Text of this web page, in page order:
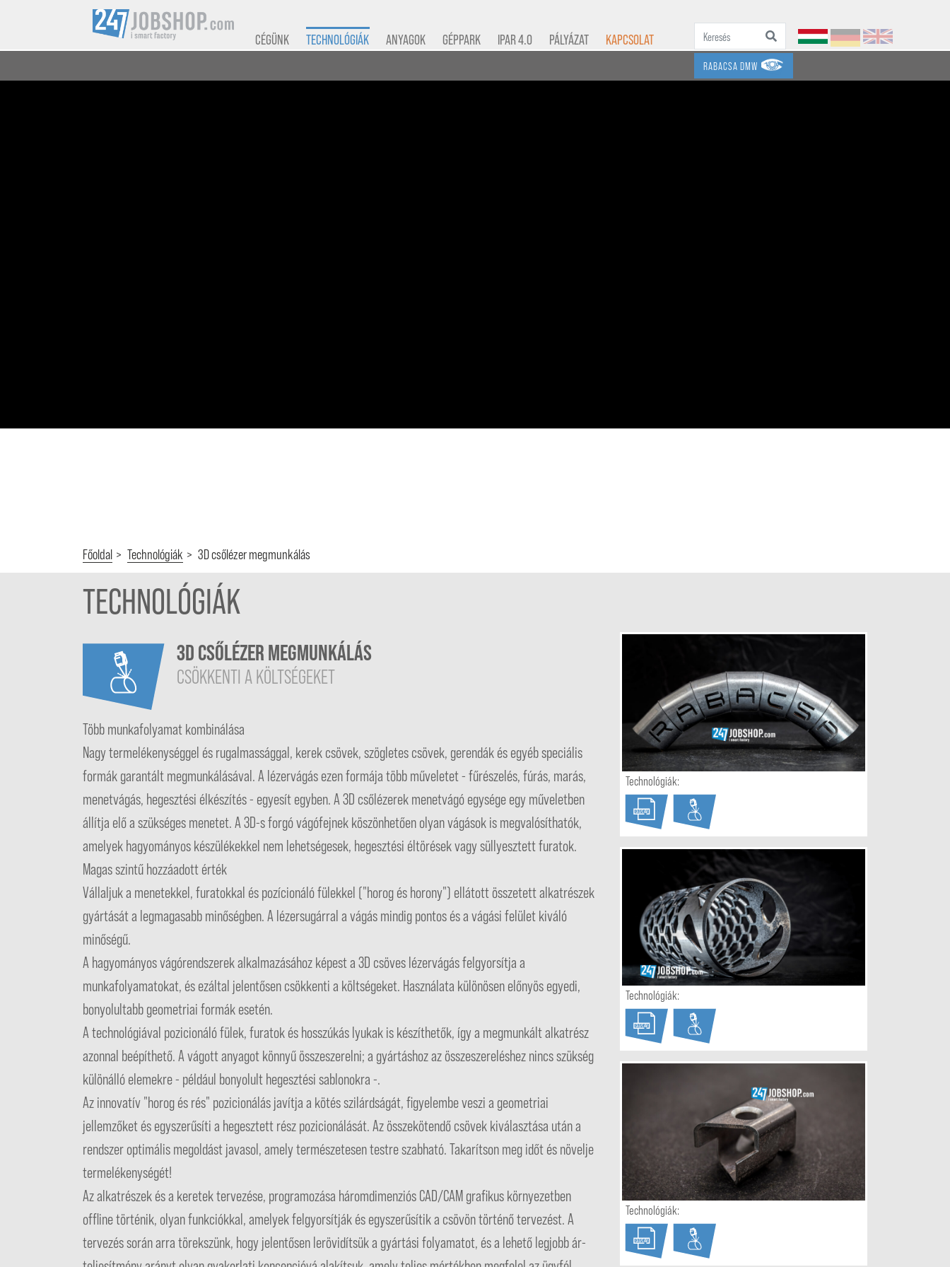
CÉGÜNK TECHNOLÓGIÁK ANYAGOK GÉPPARK IPAR 4.0 PÁLYÁZAT KAPCSOLAT
RABACSA DMW
Főoldal Technológiák 3D csőlézer megmunkálás
TECHNOLÓGIÁK
3D CSŐLÉZER MEGMUNKÁLÁS
CSÖKKENTI A KÖLTSÉGEKET
Több munkafolyamat kombinálása
Nagy termelékenységgel és rugalmassággal, kerek csövek, szögletes csövek, gerendák és egyéb speciális
formák garantált megmunkálásával. A lézervágás ezen formája több műveletet - fűrészelés, fúrás, marás,
menetvágás, hegesztési élkészítés - egyesít egyben. A 3D csőlézerek menetvágó egysége egy műveletben
állítja elő a szükséges menetet. A 3D-s forgó vágófejnek köszönhetően olyan vágások is megvalósíthatók,
amelyek hagyományos készülékekkel nem lehetségesek, hegesztési éltörések vagy süllyesztett furatok.
Magas szintű hozzáadott érték
Vállaljuk a menetekkel, furatokkal és pozícionáló fülekkel ("horog és horony") ellátott összetett alkatrészek
gyártását a legmagasabb minőségben. A lézersugárral a vágás mindig pontos és a vágási felület kiváló
minőségű.
A hagyományos vágórendszerek alkalmazásához képest a 3D csöves lézervágás felgyorsítja a
munkafolyamatokat, és ezáltal jelentősen csökkenti a költségeket. Használata különösen előnyös egyedi,
bonyolultabb geometriai formák esetén.
A technológiával pozicionáló fülek, furatok és hosszúkás lyukak is készíthetők, így a megmunkált alkatrész
azonnal beépíthető. A vágott anyagot könnyű összeszerelni; a gyártáshoz az összeszereléshez nincs szükség
különálló elemekre - például bonyolult hegesztési sablonokra -.
Az innovatív "horog és rés" pozicionálás javítja a kötés szilárdságát, figyelembe veszi a geometriai
jellemzőket és egyszerűsíti a hegesztett rész pozicionálását. Az összekötendő csövek kiválasztása után a
rendszer optimális megoldást javasol, amely természetesen testre szabható. Takarítson meg időt és növelje
termelékenységét!
Az alkatrészek és a keretek tervezése, programozása háromdimenziós CAD/CAM grafikus környezetben
offline történik, olyan funkciókkal, amelyek felgyorsítják és egyszerűsítik a csövön történő tervezést. A
tervezés során arra törekszünk, hogy jelentősen lerövidítsük a gyártási folyamatot, és a lehető legjobb ár-
Technológiák:
CAD/CAM
Technológiák:
CAD/CAM
Technológiák:
CAD/CAM